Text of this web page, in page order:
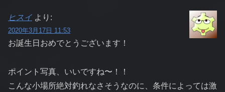
ヒスイ より:
2020年3月17日 11:53
お誕生日おめでとうございます！
ポイント写真、いいですね〜！！
こんな小場所絶対釣れなさそうなのに、条件によっては激